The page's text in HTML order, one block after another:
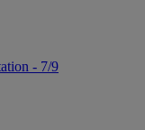
- 7/9